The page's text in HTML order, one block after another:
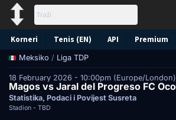
Korneri Tenis (EN) API Premium
Meksiko / Liga TDP
18 February 2026 - 10:00pm (Europe/London)
Statistika, Podaci i Povijest Susreta
Stadion - TBD